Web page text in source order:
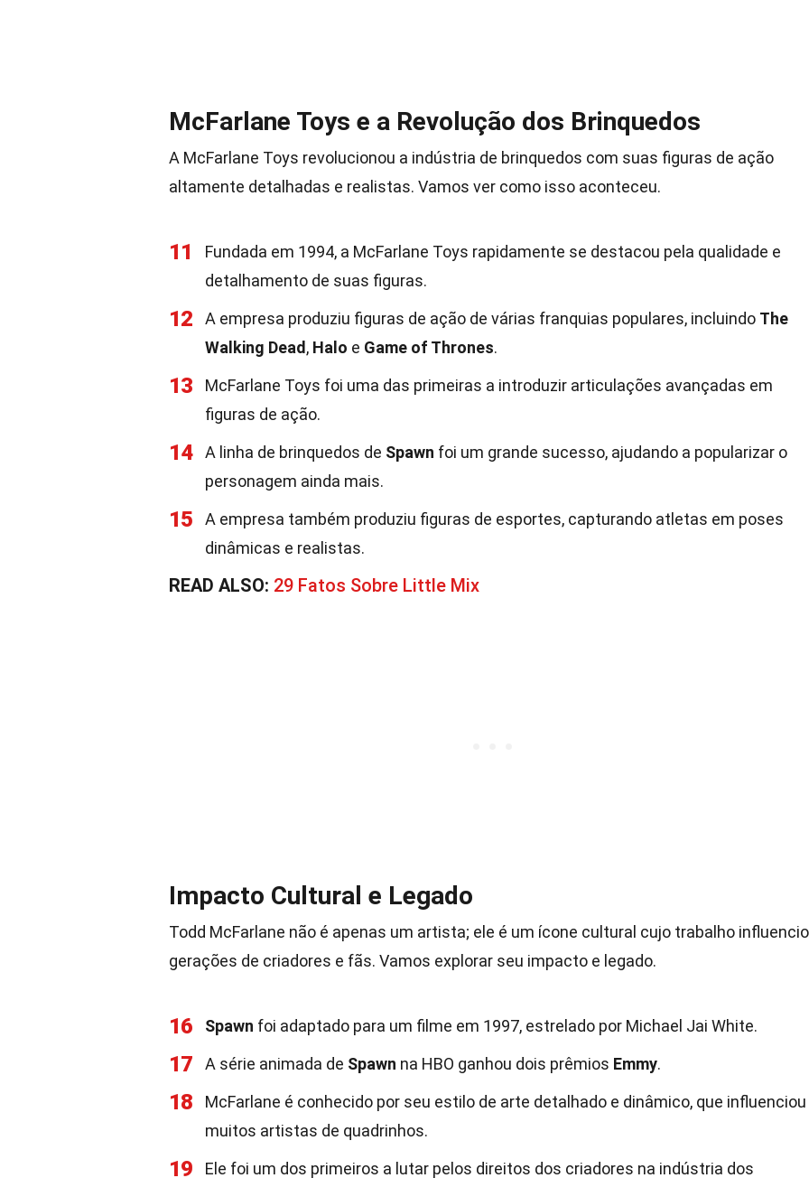
McFarlane Toys e a Revolução dos Brinquedos
A McFarlane Toys revolucionou a indústria de brinquedos com suas figuras de ação
altamente detalhadas e realistas. Vamos ver como isso aconteceu.
11
Fundada em 1994, a McFarlane Toys rapidamente se destacou pela qualidade e
detalhamento de suas figuras.
12 A empresa produziu figuras de ação de várias franquias populares, incluindo The
Walking Dead , Halo e Game of Thrones.
13
McFarlane Toys foi uma das primeiras a introduzir articulações avançadas em
figuras de ação.
14 A linha de brinquedos de Spawn foi um grande sucesso, ajudando a popularizar o
personagem ainda mais.
15
A empresa também produziu figuras de esportes, capturando atletas em poses
dinâmicas e realistas.
READ ALSO: 29 Fatos Sobre Little Mix
Impacto Cultural e Legado
Todd McFarlane não é apenas um artista; ele é um ícone cultural cujo trabalho
gerações de criadores e fãs. Vamos explorar seu impacto e legado.
16 Spawn foi adaptado para um filme em 1997, estrelado por Michael Jai White.
17 A série animada de Spawn na HBO ganhou dois prêmios Emmy.
18
McFarlane é conhecido por seu estilo de arte detalhado e dinâmico, que influenciou
muitos artistas de quadrinhos.
19 Ele foi um dos primeiros a lutar pelos direitos dos criadores na indústria dos